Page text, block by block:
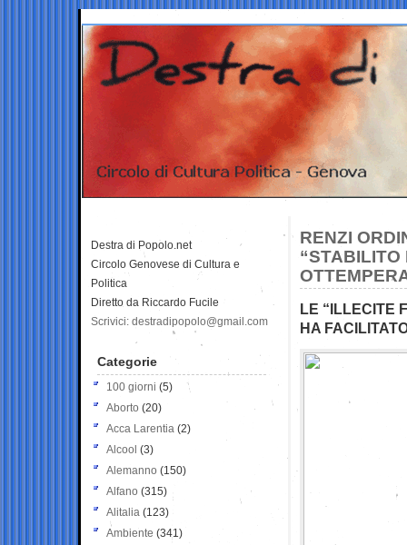
RENZI
“STABILITO
LE “ILLECITE
HA
Destra di Popolo.net
Circolo Genovese di Cultura e
Politica
Diretto da Riccardo Fucile
Scrivici: destradipopolo@gmail.com
Categorie
100 giorni (5)
Aborto (20)
Acca Larentia (2)
Alcool (3)
Alemanno (150)
Alfano (315)
Alitalia (123)
Ambiente (341)